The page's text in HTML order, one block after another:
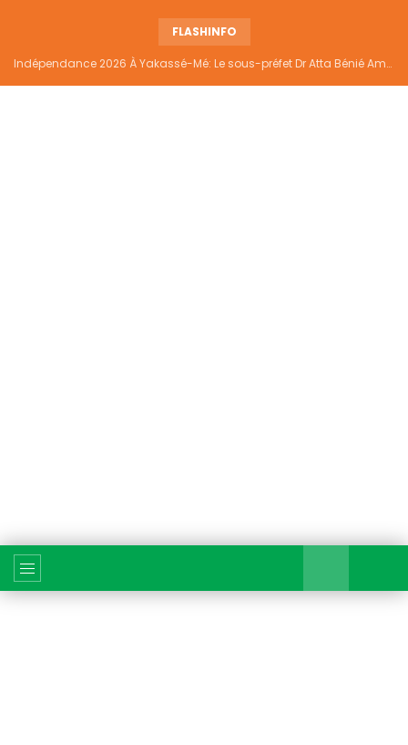
FLASHINFO
Indépendance 2026 À Yakassé-Mé: Le sous-préfet Dr Atta Bénié Amédé appelle à l’unité, à la sécurité et au développement